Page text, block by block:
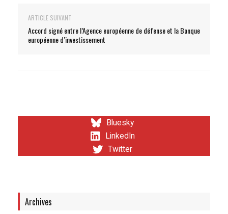
ARTICLE SUIVANT
Accord signé entre l’Agence européenne de défense et la Banque
européenne d’investissement
Bluesky
LinkedIn
Twitter
Archives